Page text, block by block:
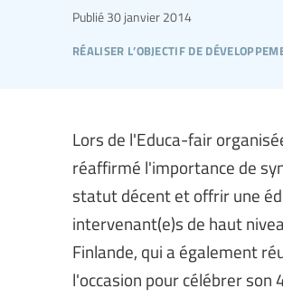
réaliser l’objectif de
Publié 30 janvier 2014
Lors de l'Educa-fair
réaffirmé l'importance de
statut décent et offrir une
intervenant(e)s de haut
Finlande, qui a également
l'occasion pour célébrer son